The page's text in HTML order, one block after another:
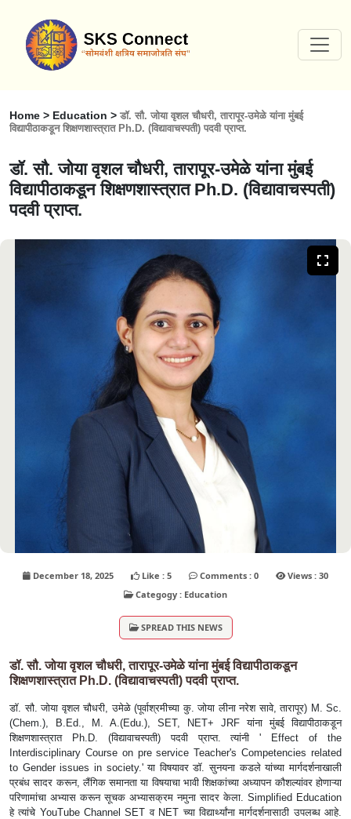
Home > Education > डॉ. सौ. जोया वृशल चौधरी, तारापूर-उमेळे यांना मुंबई
विद्यापीठाकडून शिक्षणशास्त्रात Ph.D. (विद्यावाचस्पती) पदवी प्राप्त.
डॉ. सौ. जोया वृशल चौधरी, तारापूर-उमेळे यांना मुंबई
विद्यापीठाकडून शिक्षणशास्त्रात Ph.D. (विद्यावाचस्पती)
पदवी प्राप्त.
December 18, 2025 Like : 5 Comments : 0
Views : 30
Categogy : Education
SPREAD THIS NEWS
डॉ. सौ. जोया वृशल चौधरी, तारापूर-उमेळे यांना मुंबई विद्यापीठाकडून
शिक्षणशास्त्रात Ph.D. (विद्यावाचस्पती) पदवी प्राप्त.
डॉ. सौ. जोया वृशल चौधरी, उमेळे (पूर्वाश्रमीच्या कु. जोया लीना नरेश सावे, तारापूर) M. Sc.
(Chem.), B.Ed., M. A.(Edu.), SET, NET+ JRF यांना मुंबई विद्यापीठाकडून
शिक्षणशास्त्रात Ph.D. (विद्यावाचस्पती) पदवी प्राप्त. त्यांनी ' Effect of the
Interdisciplinary Course on pre service Teacher's Competencies related
to Gender issues in society.' या विषयावर डॉ. सुनयना कडले यांच्या मार्गदर्शनाखाली
प्रबंध सादर करून, लैंगिक समानता या विषयाचा भावी शिक्षकांच्या अध्यापन कौशल्यांवर होणाऱ्या
परिणामांचा अभ्यास करून सूचक अभ्यासक्रम नमुना सादर केला. Simplified Education
हे त्यांचे YouTube Channel SET व NET च्या विद्यार्थ्यांना मार्गदर्शनासाठी उपलब्ध आहे.